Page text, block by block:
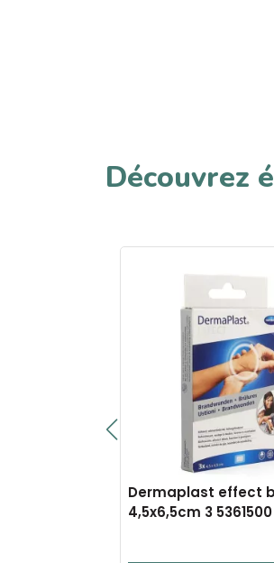
Découvrez
Dermaplast effect
4,5x6,5cm 3 5361500